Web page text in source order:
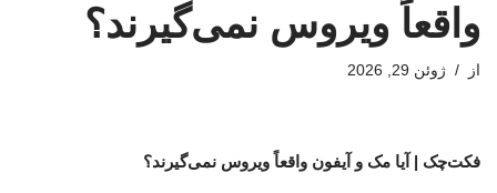
واقعاً ویروس نمی‌گیرند؟
از ژوئن 29, 2026
فکت‌چک | آیا مک و آیفون واقعاً ویروس نمی‌گیرند؟